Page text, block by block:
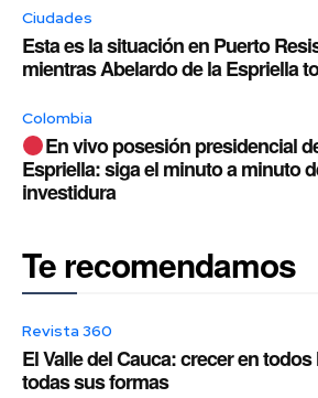
Ciudades
Esta es la situación en Puerto
mientras Abelardo de la Espriella
Colombia
En vivo posesión presidencial
Espriella: siga el minuto a minuto
investidura
Te recomendamos
Revista 360
El Valle del Cauca: crecer en
todas sus formas